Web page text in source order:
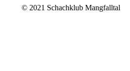
© 2021 Schachklub Mangfalltal